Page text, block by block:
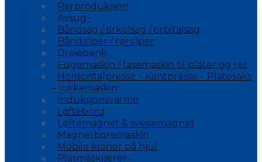
Rørproduksjon
Avsug-
Båndsag / sirkelsag / orbitalsag
Båndsliper / rørsliper
Dreiebenk
Fugemaskin / fasemaskin til plater og rør
Horisontalpresse – Kantpresse – Platesaks
– lokkemaskin
Induksjonsvarme
Løftebord
Løftemagnet & sveisemagnet
Magnetboremaskin
Mobile kraner på hjul
Plasmaskjærer-